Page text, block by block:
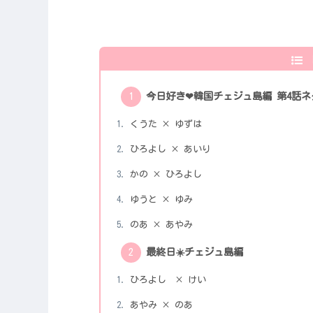
今日好き❤︎韓国チェジュ島編 第4話ネ
くうた × ゆずは
ひろよし × あいり
かの × ひろよし
ゆうと × ゆみ
のあ × あやみ
最終日☀️チェジュ島編
ひろよし × けい
あやみ × のあ